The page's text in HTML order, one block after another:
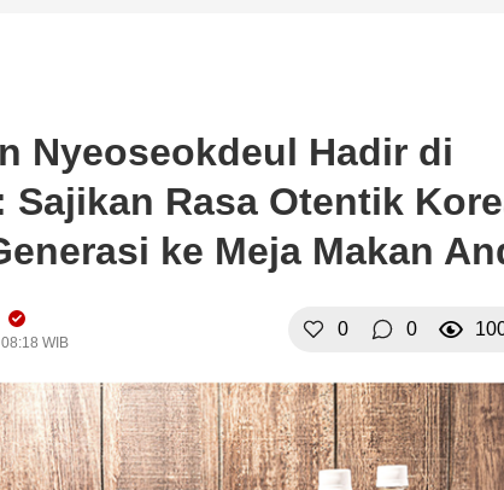
Nyeoseokdeul Hadir di
Sajikan Rasa Otentik
ke Meja Makan
WIB
0 0